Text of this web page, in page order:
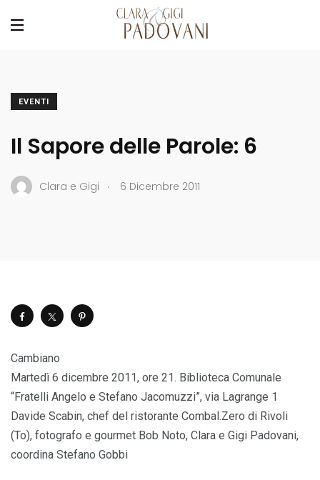
EVENTI
Il Sapore delle Parole: 6
Clara e Gigi . 6 Dicembre 2011
Cambiano
Martedì 6 dicembre 2011, ore 21. Biblioteca Comunale
“Fratelli Angelo e Stefano Jacomuzzi”, via Lagrange 1
Davide Scabin, chef del ristorante Combal.Zero di Rivoli
(To), fotografo e gourmet Bob Noto, Clara e Gigi Padovani,
coordina Stefano Gobbi